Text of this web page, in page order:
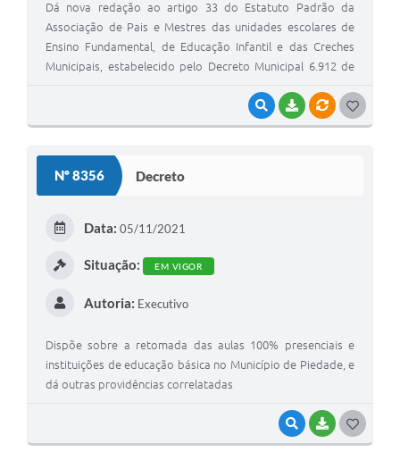
VISUALIZAR
BAIXARVÍNCULOS
Dá nova redação ao artigo 33 do Estatuto Padrão da
Associação de Pais e Mestres das unidades escolares de
Ensino Fundamental, de Educação Infantil e das Creches
Municipais, estabelecido pelo Decreto Municipal 6.912 de
Nº 8356 Decreto
VISUALIZAR
BAIXAR
Data: 05/11/2021
Situação: EM VIGOR
Autoria: Executivo
Dispõe sobre a retomada das aulas 100% presenciais e
instituições de educação básica no Município de Piedade, e
dá outras providências correlatadas